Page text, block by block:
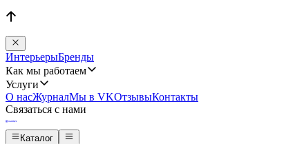
ИнтерьерыБренды
Как мы работаем
Услуги
О насЖурналМы в VKОтзывыКонтакты
Связаться с нами
Каталог